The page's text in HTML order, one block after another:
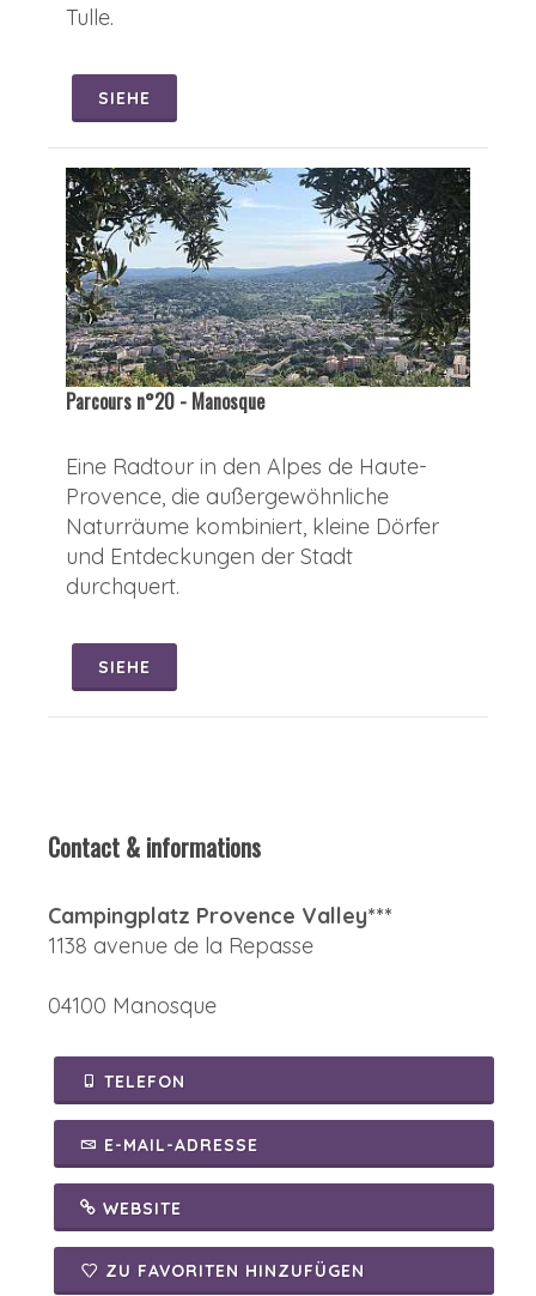
Tulle.
SIEHE
Parcours n°20 - Manosque
Eine Radtour in den Alpes de Haute-
Provence, die außergewöhnliche
Naturräume kombiniert, kleine Dörfer
und Entdeckungen der Stadt
durchquert.
SIEHE
Contact & informations
Campingplatz Provence Valley***
1138 avenue de la Repasse
04100 Manosque
TELEFON
E-MAIL-ADRESSE
WEBSITE
ZU FAVORITEN HINZUFÜGEN